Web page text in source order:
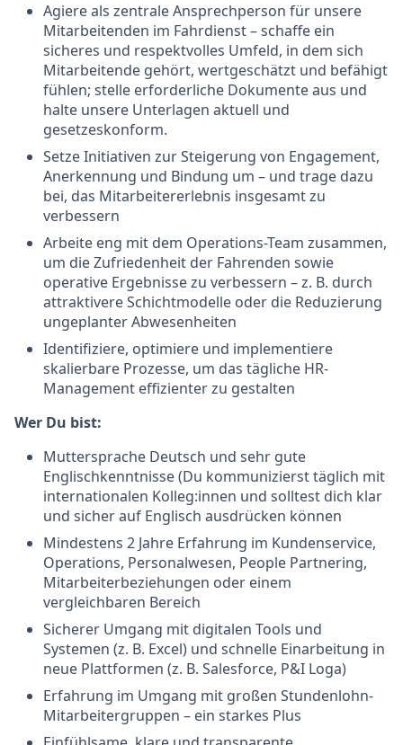
Agiere als zentrale Ansprechperson für unsere
Mitarbeitenden im Fahrdienst – schaffe ein
sicheres und respektvolles Umfeld, in dem sich
Mitarbeitende gehört, wertgeschätzt und befähigt
fühlen; stelle erforderliche Dokumente aus und
halte unsere Unterlagen aktuell und
gesetzeskonform.
Setze Initiativen zur Steigerung von Engagement,
Anerkennung und Bindung um – und trage dazu
bei, das Mitarbeitererlebnis insgesamt zu
verbessern
Arbeite eng mit dem Operations-Team zusammen,
um die Zufriedenheit der Fahrenden sowie
operative Ergebnisse zu verbessern – z. B. durch
attraktivere Schichtmodelle oder die Reduzierung
ungeplanter Abwesenheiten
Identifiziere, optimiere und implementiere
skalierbare Prozesse, um das tägliche HR-
Management effizienter zu gestalten
Wer Du bist:
Muttersprache Deutsch und sehr gute
Englischkenntnisse (Du kommunizierst täglich mit
internationalen Kolleg:innen und solltest dich klar
und sicher auf Englisch ausdrücken können
Mindestens 2 Jahre Erfahrung im Kundenservice,
Operations, Personalwesen, People Partnering,
Mitarbeiterbeziehungen oder einem
vergleichbaren Bereich
Sicherer Umgang mit digitalen Tools und
Systemen (z. B. Excel) und schnelle Einarbeitung in
neue Plattformen (z. B. Salesforce, P&I Loga)
Erfahrung im Umgang mit großen Stundenlohn-
Mitarbeitergruppen – ein starkes Plus